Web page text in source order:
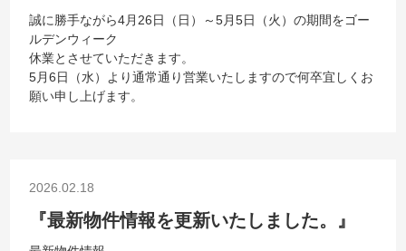
誠に勝手ながら4月26日（日）～5月5日（火）の期間をゴー
ルデンウィーク
休業とさせていただきます。
5月6日（水）より通常通り営業いたしますので何卒宜しくお
願い申し上げます。
2026.02.18
『最新物件情報を更新いたしました。』